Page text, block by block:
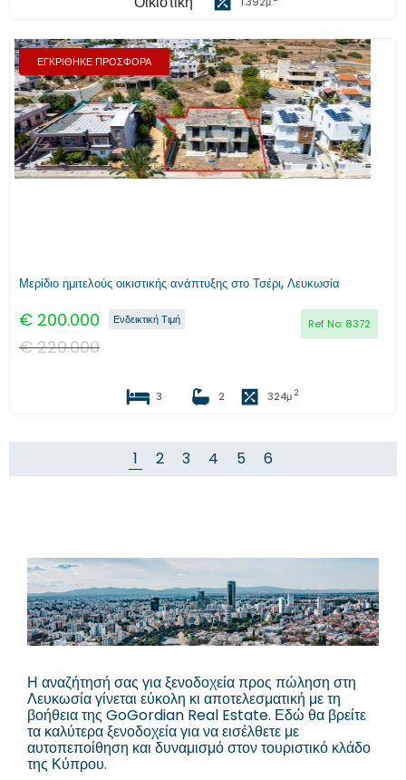
ΕΓΚΡΙΘΗΚΕ ΠΡΟΣΦΟΡΑ
Προηγούμενο Επόμενο
Μερίδιο ημιτελούς οικιστικής ανάπτυξης στο Τσέρι, Λευκωσία
€ 200.000 Ref No: 8372
Ενδεικτική Τιμή
€220.000
3 2 324μ 2
1 2 3 4 5 6
Η αναζήτησή σας για ξενοδοχεία προς πώληση στη
Λευκωσία γίνεται εύκολη κι αποτελεσματική με τη
βοήθεια της GoGordian Real Estate. Εδώ θα βρείτε
τα καλύτερα ξενοδοχεία για να εισέλθετε με
αυτοπεποίθηση και δυναμισμό στον τουριστικό κλάδο
της Κύπρου.